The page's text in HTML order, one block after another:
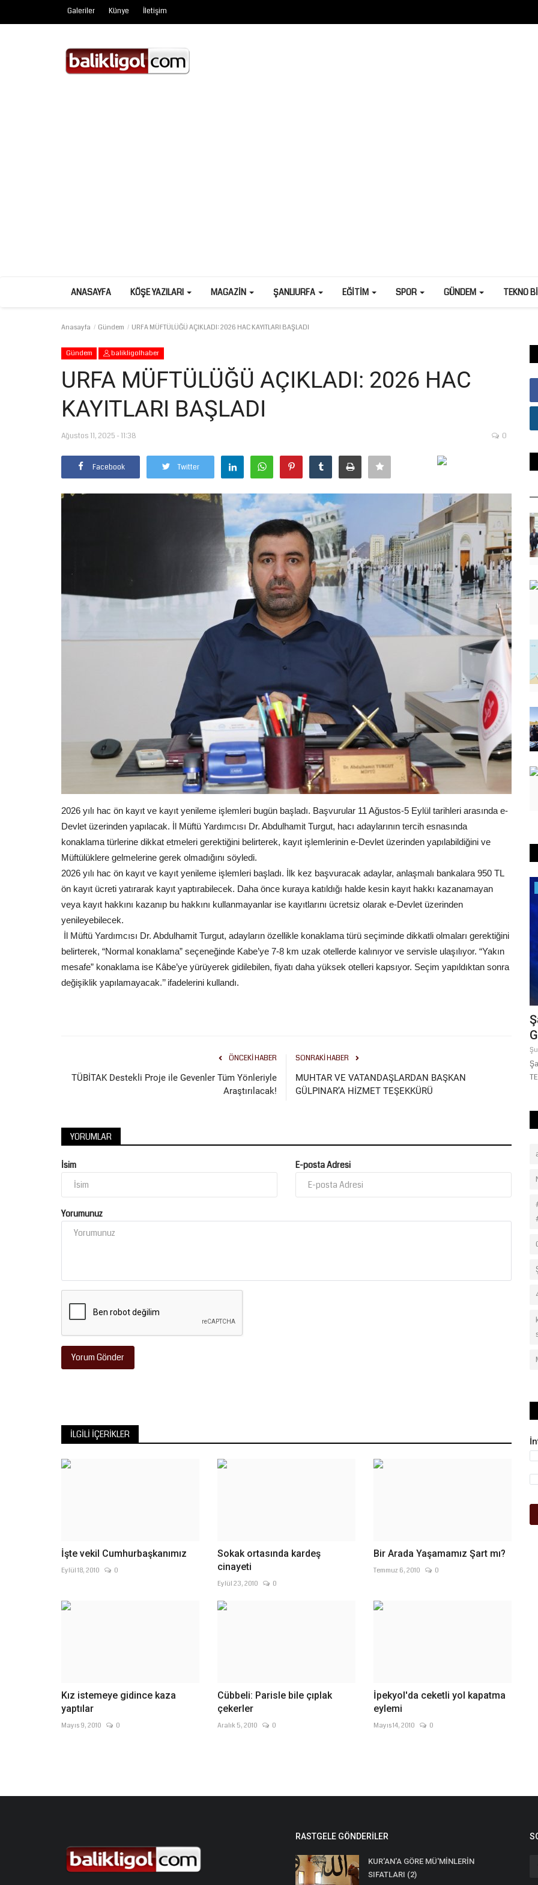
Galeriler Künye İletişim
ANASAYFA KÖŞE YAZILARI MAGAZIN ŞANLIURFA EĞITIM SPOR GÜNDEM TEKNO
Anasayfa Gündem URFA MÜFTÜLÜĞÜ AÇIKLADI: 2026 HAC KAYITLARI BAŞLADI
Gündem balikligolhaber
URFA MÜFTÜLÜĞÜ AÇIKLADI: 2026 HAC
KAYITLARI BAŞLADI
Ağustos 11, 2025 - 11:38 0
Facebook Twitter
2026 yılı hac ön kayıt ve kayıt yenileme işlemleri bugün başladı. Başvurular 11 Ağustos-5 Eylül tarihleri arasında e-
Devlet üzerinden yapılacak. İl Müftü Yardımcısı Dr. Abdulhamit Turgut, hacı adaylarının tercih esnasında
konaklama türlerine dikkat etmeleri gerektiğini belirterek, kayıt işlemlerinin e-Devlet üzerinden yapılabildiğini ve
Müftülüklere gelmelerine gerek olmadığını söyledi.
2026 yılı hac ön kayıt ve kayıt yenileme işlemleri başladı. İlk kez başvuracak adaylar, anlaşmalı bankalara 950 TL
ön kayıt ücreti yatırarak kayıt yaptırabilecek. Daha önce kuraya katıldığı halde kesin kayıt hakkı kazanamayan
veya kayıt hakkını kazanıp bu hakkını kullanmayanlar ise kayıtlarını ücretsiz olarak e-Devlet üzerinden
yenileyebilecek.
İl Müftü Yardımcısı Dr. Abdulhamit Turgut, adayların özellikle konaklama türü seçiminde dikkatli olmaları gerektiğini
belirterek, “Normal konaklama” seçeneğinde Kabe’ye 7-8 km uzak otellerde kalınıyor ve servisle ulaşılıyor. “Yakın
mesafe” konaklama ise Kâbe’ye yürüyerek gidilebilen, fiyatı daha yüksek otelleri kapsıyor. Seçim yapıldıktan sonra
değişiklik yapılamayacak.’’ ifadelerini kullandı.
ÖNCEKI HABER
TÜBİTAK Destekli Proje ile Gevenler Tüm Yönleriyle
Araştırılacak!
SONRAKI HABER
MUHTAR VE VATANDAŞLARDAN BAŞKAN
GÜLPINAR’A HİZMET TEŞEKKÜRÜ
YORUMLAR
İsim E-posta Adresi
Yorumunuz
Yorum Gönder
İLGILI İÇERIKLER
İşte vekil Cumhurbaşkanımız
Eylül 18, 2010 0
Sokak ortasında kardeş
cinayeti
Eylül 23, 2010 0
Bir Arada Yaşamamız Şart mı?
Temmuz 6, 2010 0
Kız istemeye gidince kaza
yaptılar
Mayıs 9, 2010 0
Cübbeli: Parisle bile çıplak
çekerler
Aralık 5, 2010 0
İpekyol'da ceketli yol kapatma
eylemi
Mayıs 14, 2010 0
Spor Spor
Hava sıcaklıklarının her geçen gün arttığı Şanlıurfa'da,
Büyükşehir Belediyesi tarafından...
RASTGELE GÖNDERILER
KUR'AN'A GÖRE MÜ'MİNLERİN
SIFATLARI (2)